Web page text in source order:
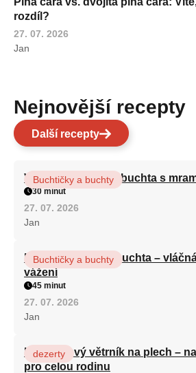
rozdíl?
27. 07. 2026
Jan
Nejnovější recepty
Další recepty
Vláčná olejová litá buchta s
Buchtičky a buchty
30 minut
27. 07. 2026
Jan
Hrnková maková buchta –
vážení
Buchtičky a buchty
45 minut
27. 07. 2026
Jan
Karamelový větrník na plech –
pro celou rodinu
dezerty